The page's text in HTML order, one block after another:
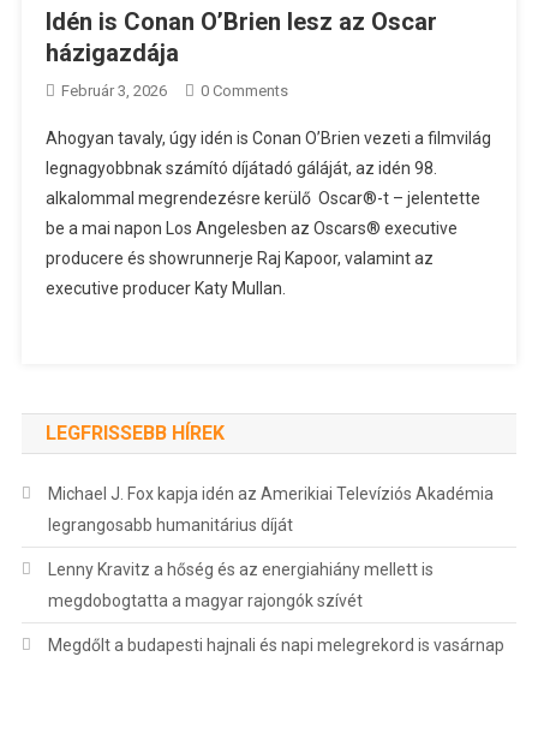
Idén is Conan O’Brien lesz az Oscar
házigazdája
Február 3, 2026 0 Comments
Ahogyan tavaly, úgy idén is Conan O’Brien vezeti a filmvilág
legnagyobbnak számító díjátadó gáláját, az idén 98.
alkalommal megrendezésre kerülő Oscar®-t – jelentette
be a mai napon Los Angelesben az Oscars® executive
producere és showrunnerje Raj Kapoor, valamint az
executive producer Katy Mullan.
LEGFRISSEBB HÍREK
Michael J. Fox kapja idén az Amerikiai Televíziós Akadémia
legrangosabb humanitárius díját
Lenny Kravitz a hőség és az energiahiány mellett is
megdobogtatta a magyar rajongók szívét
Megdőlt a budapesti hajnali és napi melegrekord is vasárnap